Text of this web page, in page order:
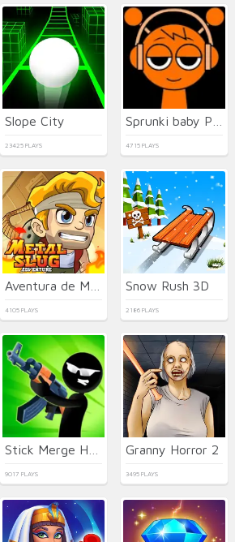
Slope City
23425 PLAYS 4715 PLAYS
4105 PLAYS
Snow Rush 3D
2186 PLAYS
9017 PLAYS
Granny Horror 2
3495 PLAYS